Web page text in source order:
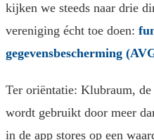
kijken we steeds naar drie
vereniging écht toe doen:
gegevensbescherming
Ter oriëntatie: Klubraum,
wordt gebruikt door meer
in de app stores op een